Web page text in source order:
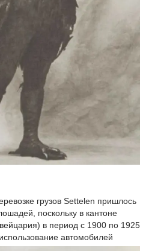
грузов Settelen пришлось
поскольку в кантоне
в период с 1900 по 1925
автомобилей